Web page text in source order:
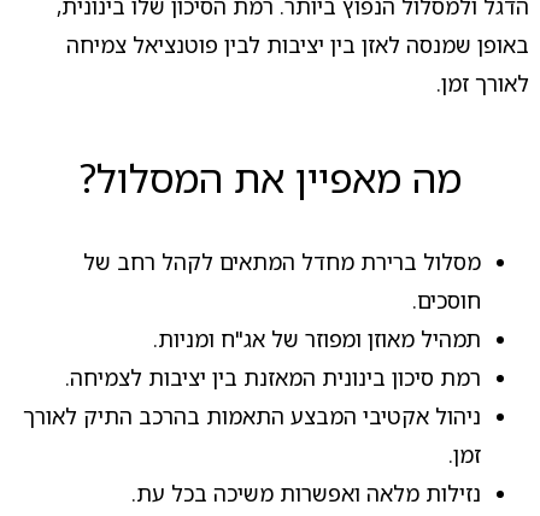
הדגל ולמסלול הנפוץ ביותר. רמת הסיכון שלו בינונית,
באופן שמנסה לאזן בין יציבות לבין פוטנציאל צמיחה
לאורך זמן.
מה מאפיין את המסלול?
מסלול ברירת מחדל המתאים לקהל רחב של
חוסכים.
תמהיל מאוזן ומפוזר של אג"ח ומניות.
רמת סיכון בינונית המאזנת בין יציבות לצמיחה.
ניהול אקטיבי המבצע התאמות בהרכב התיק לאורך
זמן.
נזילות מלאה ואפשרות משיכה בכל עת.